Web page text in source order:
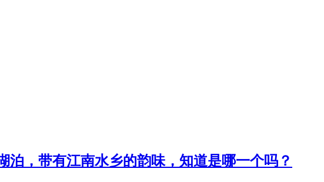
泊，带有江南水乡的韵味，知道是哪一个吗？